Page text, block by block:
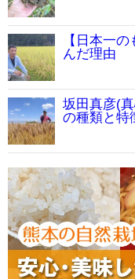
【日本一
んだ理由
坂田真彦(
の種類と特